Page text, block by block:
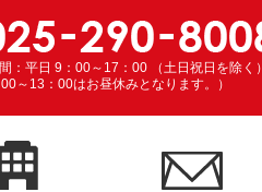
：平日 9：00～17：00 （土日祝日を除く）
～13：00はお昼休みとなります。）